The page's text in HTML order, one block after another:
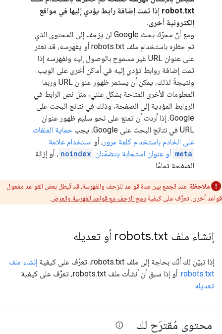
robot.txt إذا تمت إضافة رابط يؤدي إليها في مواقع
إلكترونية أخرى.
ومع أنّ محرّك بحث Google لن يزحف إلى المحتوى الذي
تم حظره باستخدام ملف robots.txt أو يفهرسه، قد نعثر
على عنوان URL غير مسموح بالوصول إليه ونفهرسه إذا
تمت إضافة روابط تؤدي إليه في أماكن أخرى على الويب.
ونتيجةً لذلك، يمكن أن يستمر ظهور عنوان URL وربما
المعلومات الأخرى المتاحة بشكل علني، مثل نص الرابط في
الروابط المؤدية إلى الصفحة، وذلك في نتائج البحث على
Google. إذا أردت أن تمنع على نحو سليم ظهور عنوان
URL في نتائج البحث على Google، يجب
حماية الملفات
على الخادم باستخدام كلمة مرور ، أو استخدام علامة
meta أو عنوان استجابة يتضمّنان noindex ، أو إزالة
الصفحة تمامًا.
ملاحظة: عند الجمع بين عدة قواعد للزحف والفهرسة، قد تُبطل بعض القواعد مفعول
قواعد أخرى. تعرَّف على كيفية دمج الزحف مع قواعد الفهرسة والعرض
إنشاء ملف robots .txt أو تعديله
إذا تبيّن لك أنّك بحاجة إلى ملف robots.txt، تعرَّف على كيفية
إنشاء ملف
robots.txt. أو إذا سبق أن أنشأت ملف robots.txt، تعرَّف على كيفية
تعديله.
محتوى مُقترَح لك